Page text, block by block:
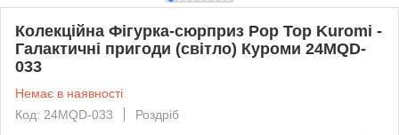
Колекційна Фігурка-сюрприз Pop Top Kuromi -
Галактичні пригоди (світло) Куроми 24MQD-
033
Немає в наявності
Код: 24MQD-033
Роздріб